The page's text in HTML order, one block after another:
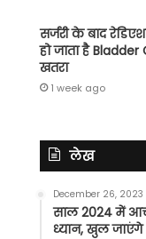
सर्जरी के बाद
हो जाता है
खतरा
1 week ago
लेख
December 26, 2023
साल 2024 में
ध्यान, खुल जाएंगे